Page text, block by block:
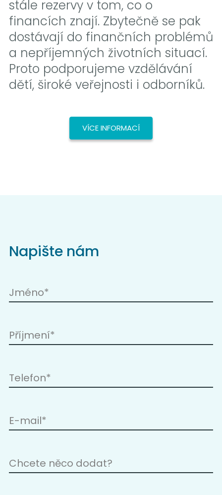
stále rezervy v tom, co o
financích znají. Zbytečně se pak
dostávají do finančních problémů
a nepříjemných životních situací.
Proto podporujeme vzdělávání
dětí, široké veřejnosti i odborníků.
VÍCE INFORMACÍ
Napište nám